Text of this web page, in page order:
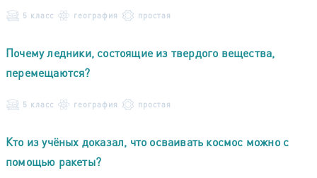
5 класс география простая
Почему ледники, состоящие из твердого вещества,
перемещаются?
5 класс география простая
Кто из учёных доказал, что осваивать космос можно с
помощью ракеты?